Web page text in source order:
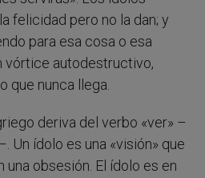
felicidad pero no la dan; y
para esa cosa o esa
vórtice autodestructivo,
que nunca llega.
deriva del verbo «ver» –
Un ídolo es una «visión» que
obsesión. El ídolo es en